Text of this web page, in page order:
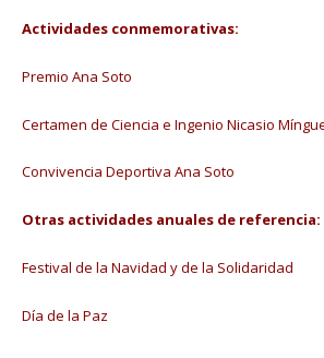
Actividades conmemorativas:
Premio Ana Soto
Certamen de Ciencia e Ingenio Nicasio
Convivencia Deportiva Ana Soto
Otras actividades anuales de referencia:
Festival de la Navidad y de la Solidaridad
Día de la Paz